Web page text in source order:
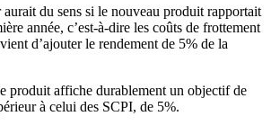
du sens si le nouveau produit rapportait
année, c’est-à-dire les coûts de frottement
d’ajouter le rendement de 5% de la
produit affiche durablement un objectif de
à celui des SCPI, de 5%.